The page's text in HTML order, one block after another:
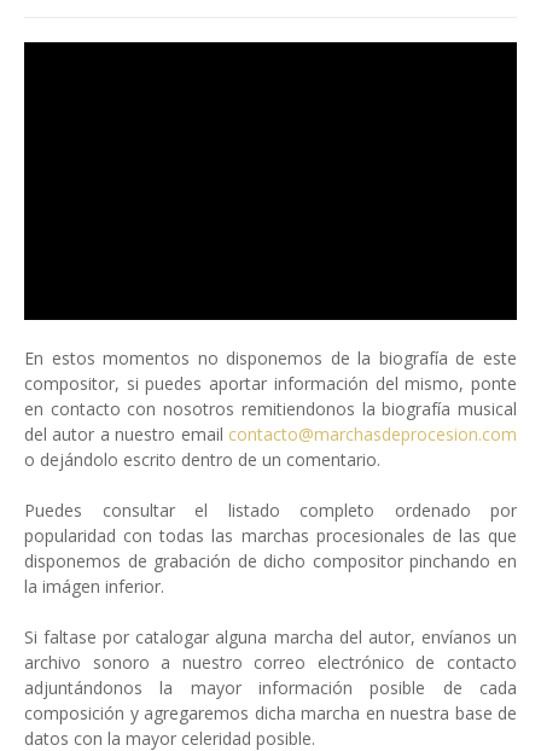
En estos momentos no disponemos de la biografía de este
compositor, si puedes aportar información del mismo, ponte
en contacto con nosotros remitiendonos la biografía musical
del autor a nuestro email contacto@marchasdeprocesion.com
o dejándolo escrito dentro de un comentario.
Puedes consultar el listado completo ordenado por
popularidad con todas las marchas procesionales de las que
disponemos de grabación de dicho compositor pinchando en
la imágen inferior.
Si faltase por catalogar alguna marcha del autor, envíanos un
archivo sonoro a nuestro correo electrónico de contacto
adjuntándonos la mayor información posible de cada
composición y agregaremos dicha marcha en nuestra base de
datos con la mayor celeridad posible.